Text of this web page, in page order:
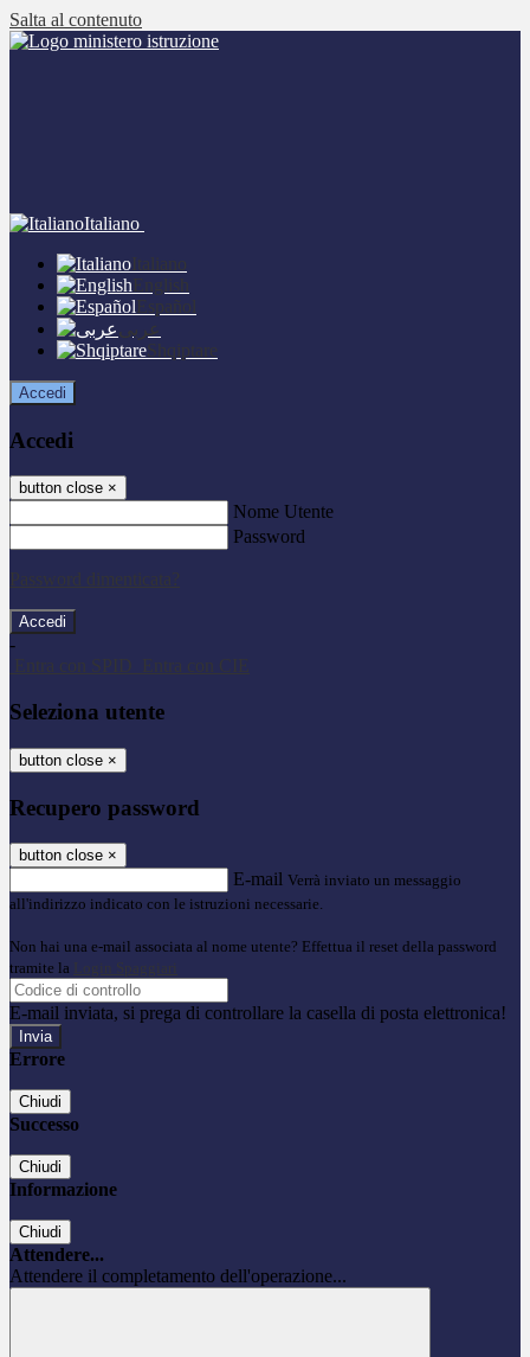
Salta al contenuto
Italiano
Italiano
English
Español
عربى
Shqiptare
Accedi
Accedi
button close ×
Nome Utente
Password
Password dimenticata?
-
Entra con SPID
Entra con CIE
Seleziona utente
button close ×
Recupero password
button close ×
E-mail Verrà inviato un messaggio
all'indirizzo indicato con le istruzioni necessarie.
Non hai una e-mail associata al nome utente? Effettua il reset della password
tramite la Login Spaggiari
E-mail inviata, si prega di controllare la casella di posta elettronica!
Errore
Chiudi
Successo
Chiudi
Informazione
Chiudi
Attendere...
Attendere il completamento dell'operazione...